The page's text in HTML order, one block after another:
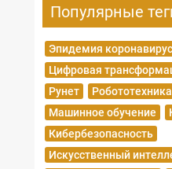
Популярные
Эпидемия
Цифровая
Рунет
Робототехника
Машинное обучение
Кибербезопасность
Искусственный